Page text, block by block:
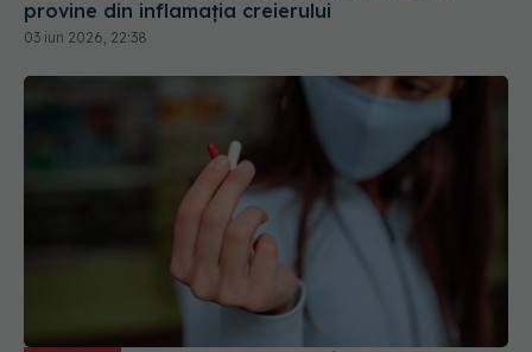
trebuie să știi. Prof. dr. Aysel Florescu: Este
demonstrat ca eficiență virală. A redus foarte
mult riscul de spitalizare